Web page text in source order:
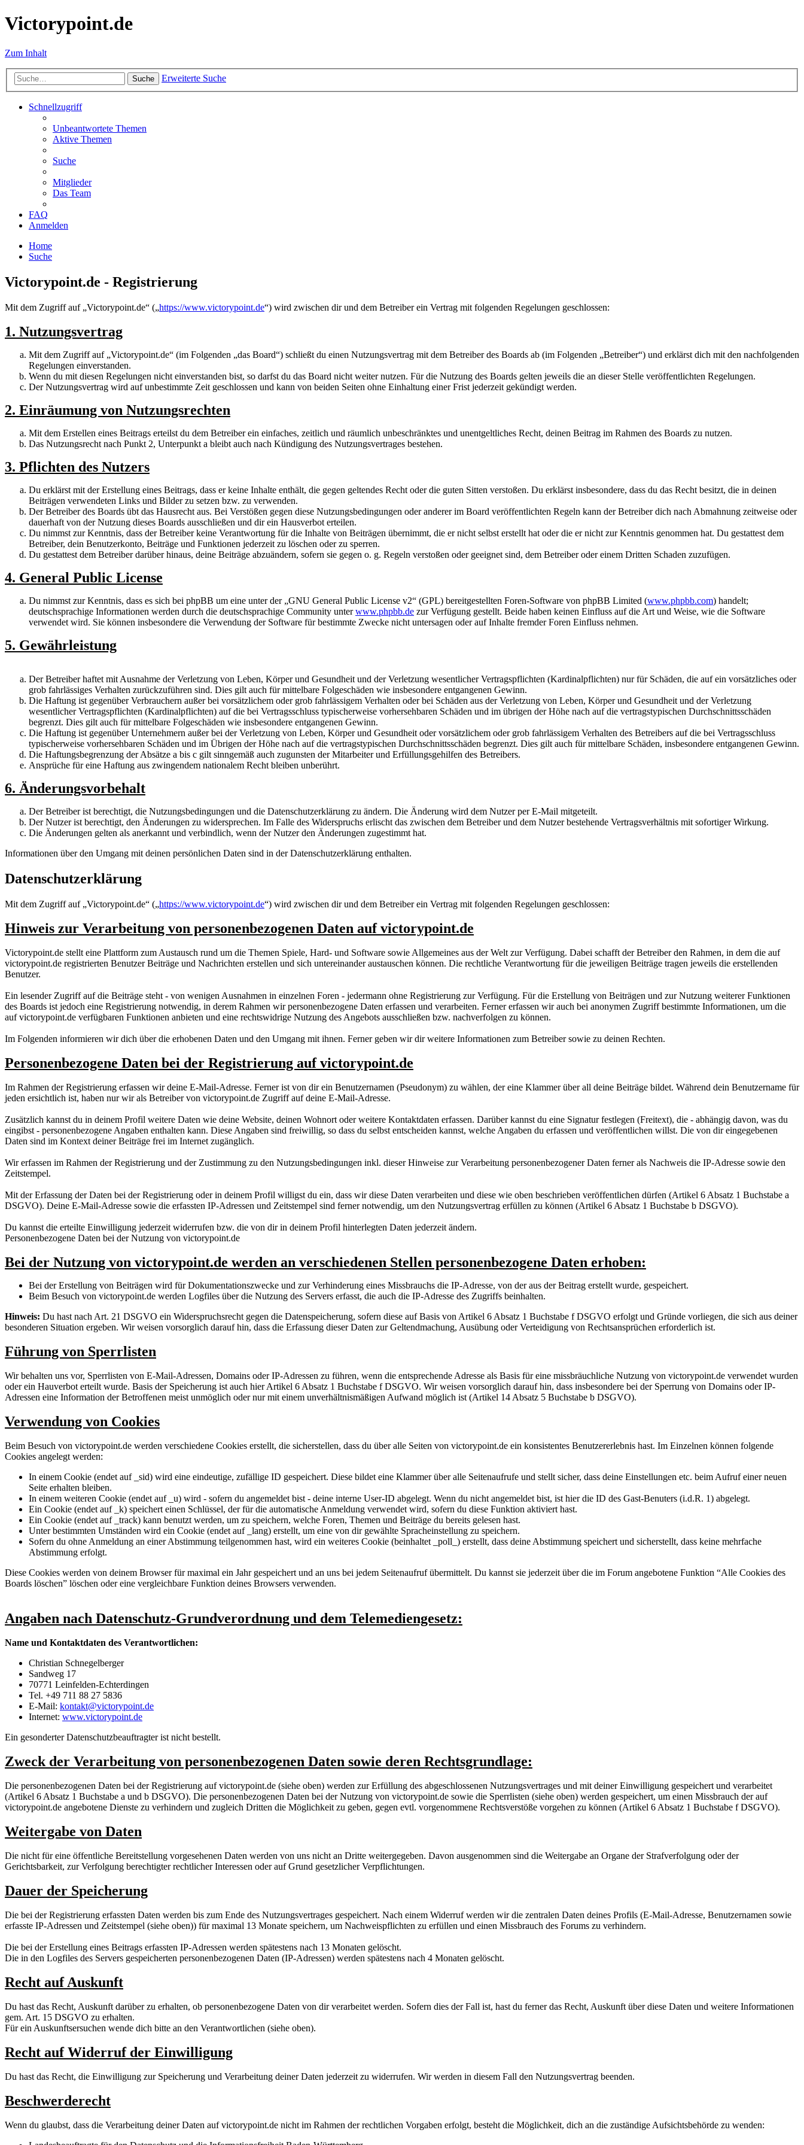
Victorypoint.de
Zum Inhalt
Suche Erweiterte Suche
Schnellzugriff
Unbeantwortete Themen
Aktive Themen
Suche
Mitglieder
Das Team
FAQ
Anmelden
Home
Suche
Victorypoint.de - Registrierung
Mit dem Zugriff auf „Victorypoint.de“ („https://www.victorypoint.de“) wird zwischen dir und dem Betreiber ein Vertrag mit folgenden Regelungen geschlossen:
1. Nutzungsvertrag
Mit dem Zugriff auf „Victorypoint.de“ (im Folgenden „das Board“) schließt du einen Nutzungsvertrag mit dem Betreiber des Boards ab (im Folgenden „Betreiber“) und erklärst dich mit den nachfolgenden
Regelungen einverstanden.
Wenn du mit diesen Regelungen nicht einverstanden bist, so darfst du das Board nicht weiter nutzen. Für die Nutzung des Boards gelten jeweils die an dieser Stelle veröffentlichten Regelungen.
Der Nutzungsvertrag wird auf unbestimmte Zeit geschlossen und kann von beiden Seiten ohne Einhaltung einer Frist jederzeit gekündigt werden.
2. Einräumung von Nutzungsrechten
Mit dem Erstellen eines Beitrags erteilst du dem Betreiber ein einfaches, zeitlich und räumlich unbeschränktes und unentgeltliches Recht, deinen Beitrag im Rahmen des Boards zu nutzen.
Das Nutzungsrecht nach Punkt 2, Unterpunkt a bleibt auch nach Kündigung des Nutzungsvertrages bestehen.
3. Pflichten des Nutzers
Du erklärst mit der Erstellung eines Beitrags, dass er keine Inhalte enthält, die gegen geltendes Recht oder die guten Sitten verstoßen. Du erklärst insbesondere, dass du das Recht besitzt, die in deinen
Beiträgen verwendeten Links und Bilder zu setzen bzw. zu verwenden.
Der Betreiber des Boards übt das Hausrecht aus. Bei Verstößen gegen diese Nutzungsbedingungen oder anderer im Board veröffentlichten Regeln kann der Betreiber dich nach Abmahnung zeitweise oder
dauerhaft von der Nutzung dieses Boards ausschließen und dir ein Hausverbot erteilen.
Du nimmst zur Kenntnis, dass der Betreiber keine Verantwortung für die Inhalte von Beiträgen übernimmt, die er nicht selbst erstellt hat oder die er nicht zur Kenntnis genommen hat. Du gestattest dem
Betreiber, dein Benutzerkonto, Beiträge und Funktionen jederzeit zu löschen oder zu sperren.
Du gestattest dem Betreiber darüber hinaus, deine Beiträge abzuändern, sofern sie gegen o. g. Regeln verstoßen oder geeignet sind, dem Betreiber oder einem Dritten Schaden zuzufügen.
4. General Public License
Du nimmst zur Kenntnis, dass es sich bei phpBB um eine unter der „GNU General Public License v2“ (GPL) bereitgestellten Foren-Software von phpBB Limited (www.phpbb.com) handelt;
deutschsprachige Informationen werden durch die deutschsprachige Community unterwww.phpbb.de zur Verfügung gestellt. Beide haben keinen Einfluss auf die Art und Weise, wie die Software
verwendet wird. Sie können insbesondere die Verwendung der Software für bestimmte Zwecke nicht untersagen oder auf Inhalte fremder Foren Einfluss nehmen.
5. Gewährleistung
Der Betreiber haftet mit Ausnahme der Verletzung von Leben, Körper und Gesundheit und der Verletzung wesentlicher Vertragspflichten (Kardinalpflichten) nur für Schäden, die auf ein vorsätzliches oder
grob fahrlässiges Verhalten zurückzuführen sind. Dies gilt auch für mittelbare Folgeschäden wie insbesondere entgangenen Gewinn.
Die Haftung ist gegenüber Verbrauchern außer bei vorsätzlichem oder grob fahrlässigem Verhalten oder bei Schäden aus der Verletzung von Leben, Körper und Gesundheit und der Verletzung
wesentlicher Vertragspflichten (Kardinalpflichten) auf die bei Vertragsschluss typischerweise vorhersehbaren Schäden und im übrigen der Höhe nach auf die vertragstypischen Durchschnittsschäden
begrenzt. Dies gilt auch für mittelbare Folgeschäden wie insbesondere entgangenen Gewinn.
Die Haftung ist gegenüber Unternehmern außer bei der Verletzung von Leben, Körper und Gesundheit oder vorsätzlichem oder grob fahrlässigem Verhalten des Betreibers auf die bei Vertragsschluss
typischerweise vorhersehbaren Schäden und im Übrigen der Höhe nach auf die vertragstypischen Durchschnittsschäden begrenzt. Dies gilt auch für mittelbare Schäden, insbesondere entgangenen Gewinn.
Die Haftungsbegrenzung der Absätze a bis c gilt sinngemäß auch zugunsten der Mitarbeiter und Erfüllungsgehilfen des Betreibers.
Ansprüche für eine Haftung aus zwingendem nationalem Recht bleiben unberührt.
6. Änderungsvorbehalt
Der Betreiber ist berechtigt, die Nutzungsbedingungen und die Datenschutzerklärung zu ändern. Die Änderung wird dem Nutzer per E-Mail mitgeteilt.
Der Nutzer ist berechtigt, den Änderungen zu widersprechen. Im Falle des Widerspruchs erlischt das zwischen dem Betreiber und dem Nutzer bestehende Vertragsverhältnis mit sofortiger Wirkung.
Die Änderungen gelten als anerkannt und verbindlich, wenn der Nutzer den Änderungen zugestimmt hat.
Informationen über den Umgang mit deinen persönlichen Daten sind in der Datenschutzerklärung enthalten.
Datenschutzerklärung
Mit dem Zugriff auf „Victorypoint.de“ („https://www.victorypoint.de“) wird zwischen dir und dem Betreiber ein Vertrag mit folgenden Regelungen geschlossen:
Hinweis zur Verarbeitung von personenbezogenen Daten auf victorypoint.de
Victorypoint.de stellt eine Plattform zum Austausch rund um die Themen Spiele, Hard- und Software sowie Allgemeines aus der Welt zur Verfügung. Dabei schafft der Betreiber den Rahmen, in dem die auf
victorypoint.de registrierten Benutzer Beiträge und Nachrichten erstellen und sich untereinander austauschen können. Die rechtliche Verantwortung für die jeweiligen Beiträge tragen jeweils die erstellenden
Benutzer.
Ein lesender Zugriff auf die Beiträge steht - von wenigen Ausnahmen in einzelnen Foren - jedermann ohne Registrierung zur Verfügung. Für die Erstellung von Beiträgen und zur Nutzung weiterer Funktionen
des Boards ist jedoch eine Registrierung notwendig, in derem Rahmen wir personenbezogene Daten erfassen und verarbeiten. Ferner erfassen wir auch bei anonymen Zugriff bestimmte Informationen, um die
auf victorypoint.de verfügbaren Funktionen anbieten und eine rechtswidrige Nutzung des Angebots ausschließen bzw. nachverfolgen zu können.
Im Folgenden informieren wir dich über die erhobenen Daten und den Umgang mit ihnen. Ferner geben wir dir weitere Informationen zum Betreiber sowie zu deinen Rechten.
Personenbezogene Daten bei der Registrierung auf victorypoint.de
Im Rahmen der Registrierung erfassen wir deine E-Mail-Adresse. Ferner ist von dir ein Benutzernamen (Pseudonym) zu wählen, der eine Klammer über all deine Beiträge bildet. Während dein Benutzername für
jeden ersichtlich ist, haben nur wir als Betreiber von victorypoint.de Zugriff auf deine E-Mail-Adresse.
Zusätzlich kannst du in deinem Profil weitere Daten wie deine Website, deinen Wohnort oder weitere Kontaktdaten erfassen. Darüber kannst du eine Signatur festlegen (Freitext), die - abhängig davon, was du
eingibst - personenbezogene Angaben enthalten kann. Diese Angaben sind freiwillig, so dass du selbst entscheiden kannst, welche Angaben du erfassen und veröffentlichen willst. Die von dir eingegebenen
Daten sind im Kontext deiner Beiträge frei im Internet zugänglich.
Wir erfassen im Rahmen der Registrierung und der Zustimmung zu den Nutzungsbedingungen inkl. dieser Hinweise zur Verarbeitung personenbezogener Daten ferner als Nachweis die IP-Adresse sowie den
Zeitstempel.
Mit der Erfassung der Daten bei der Registrierung oder in deinem Profil willigst du ein, dass wir diese Daten verarbeiten und diese wie oben beschrieben veröffentlichen dürfen (Artikel 6 Absatz 1 Buchstabe a
DSGVO). Deine E-Mail-Adresse sowie die erfassten IP-Adressen und Zeitstempel sind ferner notwendig, um den Nutzungsvertrag erfüllen zu können (Artikel 6 Absatz 1 Buchstabe b DSGVO).
Du kannst die erteilte Einwilligung jederzeit widerrufen bzw. die von dir in deinem Profil hinterlegten Daten jederzeit ändern.
Personenbezogene Daten bei der Nutzung von victorypoint.de
Bei der Nutzung von victorypoint.de werden an verschiedenen Stellen personenbezogene Daten erhoben:
Bei der Erstellung von Beiträgen wird für Dokumentationszwecke und zur Verhinderung eines Missbrauchs die IP-Adresse, von der aus der Beitrag erstellt wurde, gespeichert.
Beim Besuch von victorypoint.de werden Logfiles über die Nutzung des Servers erfasst, die auch die IP-Adresse des Zugriffs beinhalten.
Hinweis: Du hast nach Art. 21 DSGVO ein Widerspruchsrecht gegen die Datenspeicherung, sofern diese auf Basis von Artikel 6 Absatz 1 Buchstabe f DSGVO erfolgt und Gründe vorliegen, die sich aus deiner
besonderen Situation ergeben. Wir weisen vorsorglich darauf hin, dass die Erfassung dieser Daten zur Geltendmachung, Ausübung oder Verteidigung von Rechtsansprüchen erforderlich ist.
Führung von Sperrlisten
Wir behalten uns vor, Sperrlisten von E-Mail-Adressen, Domains oder IP-Adressen zu führen, wenn die entsprechende Adresse als Basis für eine missbräuchliche Nutzung von victorypoint.de verwendet wurden
oder ein Hauverbot erteilt wurde. Basis der Speicherung ist auch hier Artikel 6 Absatz 1 Buchstabe f DSGVO. Wir weisen vorsorglich darauf hin, dass insbesondere bei der Sperrung von Domains oder IP-
Adressen eine Information der Betroffenen meist unmöglich oder nur mit einem unverhältnismäßigen Aufwand möglich ist (Artikel 14 Absatz 5 Buchstabe b DSGVO).
Verwendung von Cookies
Beim Besuch von victorypoint.de werden verschiedene Cookies erstellt, die sicherstellen, dass du über alle Seiten von victorypoint.de ein konsistentes Benutzererlebnis hast. Im Einzelnen können folgende
Cookies angelegt werden:
In einem Cookie (endet auf _sid) wird eine eindeutige, zufällige ID gespeichert. Diese bildet eine Klammer über alle Seitenaufrufe und stellt sicher, dass deine Einstellungen etc. beim Aufruf einer neuen
Seite erhalten bleiben.
In einem weiteren Cookie (endet auf _u) wird - sofern du angemeldet bist - deine interne User-ID abgelegt. Wenn du nicht angemeldet bist, ist hier die ID des Gast-Benuters (i.d.R. 1) abgelegt.
Ein Cookie (endet auf _k) speichert einen Schlüssel, der für die automatische Anmeldung verwendet wird, sofern du diese Funktion aktiviert hast.
Ein Cookie (endet auf _track) kann benutzt werden, um zu speichern, welche Foren, Themen und Beiträge du bereits gelesen hast.
Unter bestimmten Umständen wird ein Cookie (endet auf _lang) erstellt, um eine von dir gewählte Spracheinstellung zu speichern.
Sofern du ohne Anmeldung an einer Abstimmung teilgenommen hast, wird ein weiteres Cookie (beinhaltet _poll_) erstellt, dass deine Abstimmung speichert und sicherstellt, dass keine mehrfache
Abstimmung erfolgt.
Diese Cookies werden von deinem Browser für maximal ein Jahr gespeichert und an uns bei jedem Seitenaufruf übermittelt. Du kannst sie jederzeit über die im Forum angebotene Funktion “Alle Cookies des
Boards löschen” löschen oder eine vergleichbare Funktion deines Browsers verwenden.
Angaben nach Datenschutz-Grundverordnung und dem Telemediengesetz:
Name und Kontaktdaten des Verantwortlichen:
Christian Schnegelberger
Sandweg 17
70771 Leinfelden-Echterdingen
Tel. +49 711 88 27 5836
E-Mail: kontakt@victorypoint.de
Internet: www.victorypoint.de
Ein gesonderter Datenschutzbeauftragter ist nicht bestellt.
Zweck der Verarbeitung von personenbezogenen Daten sowie deren Rechtsgrundlage:
Die personenbezogenen Daten bei der Registrierung auf victorypoint.de (siehe oben) werden zur Erfüllung des abgeschlossenen Nutzungsvertrages und mit deiner Einwilligung gespeichert und verarbeitet
(Artikel 6 Absatz 1 Buchstabe a und b DSGVO). Die personenbezogenen Daten bei der Nutzung von victorypoint.de sowie die Sperrlisten (siehe oben) werden gespeichert, um einen Missbrauch der auf
victorypoint.de angebotene Dienste zu verhindern und zugleich Dritten die Möglichkeit zu geben, gegen evtl. vorgenommene Rechtsverstöße vorgehen zu können (Artikel 6 Absatz 1 Buchstabe f DSGVO).
Weitergabe von Daten
Die nicht für eine öffentliche Bereitstellung vorgesehenen Daten werden von uns nicht an Dritte weitergegeben. Davon ausgenommen sind die Weitergabe an Organe der Strafverfolgung oder der
Gerichtsbarkeit, zur Verfolgung berechtigter rechtlicher Interessen oder auf Grund gesetzlicher Verpflichtungen.
Dauer der Speicherung
Die bei der Registrierung erfassten Daten werden bis zum Ende des Nutzungsvertrages gespeichert. Nach einem Widerruf werden wir die zentralen Daten deines Profils (E-Mail-Adresse, Benutzernamen sowie
erfasste IP-Adressen und Zeitstempel (siehe oben)) für maximal 13 Monate speichern, um Nachweispflichten zu erfüllen und einen Missbrauch des Forums zu verhindern.
Die bei der Erstellung eines Beitrags erfassten IP-Adressen werden spätestens nach 13 Monaten gelöscht.
Die in den Logfiles des Servers gespeicherten personenbezogenen Daten (IP-Adressen) werden spätestens nach 4 Monaten gelöscht.
Recht auf Auskunft
Du hast das Recht, Auskunft darüber zu erhalten, ob personenbezogene Daten von dir verarbeitet werden. Sofern dies der Fall ist, hast du ferner das Recht, Auskunft über diese Daten und weitere Informationen
gem. Art. 15 DSGVO zu erhalten.
Für ein Auskunftsersuchen wende dich bitte an den Verantwortlichen (siehe oben).
Recht auf Widerruf der Einwilligung
Du hast das Recht, die Einwilligung zur Speicherung und Verarbeitung deiner Daten jederzeit zu widerrufen. Wir werden in diesem Fall den Nutzungsvertrag beenden.
Beschwerderecht
Wenn du glaubst, dass die Verarbeitung deiner Daten auf victorypoint.de nicht im Rahmen der rechtlichen Vorgaben erfolgt, besteht die Möglichkeit, dich an die zuständige Aufsichtsbehörde zu wenden: